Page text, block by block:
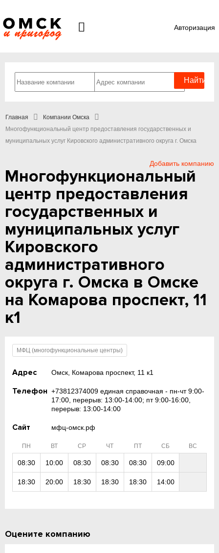
Авторизация
Главная
Компании Омска
Многофункциональный центр предоставления государственных и
муниципальных услуг Кировского административного округа г. Омска
Добавить компанию
Многофункциональный
центр предоставления
государственных и
муниципальных услуг
Кировского
административного
округа г. Омска в Омске
на Комарова проспект, 11
к1
МФЦ (многофункциональные центры)
Адрес Омск, Комарова проспект, 11 к1
Телефон +73812374009 единая справочная - пн-чт 9:00-
17:00, перерыв: 13:00-14:00; пт 9:00-16:00,
перерыв: 13:00-14:00
Сайт мфц-омск.рф
ПН ВТ СР ЧТ ПТ СБ ВС
08:30 10:00 08:30 08:30 08:30 09:00
18:30 20:00 18:30 18:30 18:30 14:00
Оцените компанию